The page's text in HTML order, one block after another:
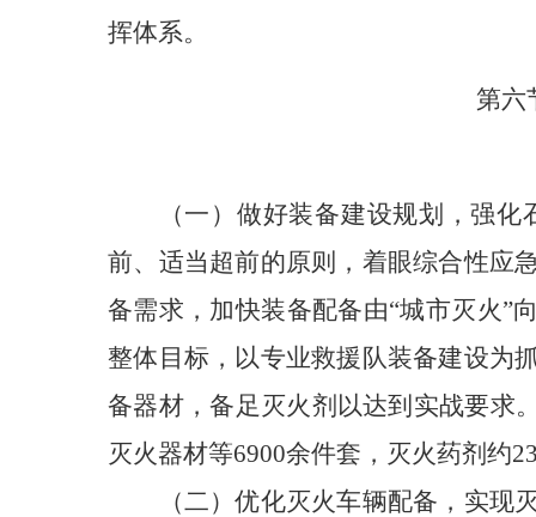
挥体系。
第六
（一）做好装备建设规划，强
前、适当超前的原则，着眼综合性应
备需求，加快装备配备由“城市灭火”
整体目标，以专业救援队装备建设为
备器材，备足灭火剂以达到实战要求
灭火器材等6900余件套，灭火药剂约
（二）优化灭火车辆配备，实现